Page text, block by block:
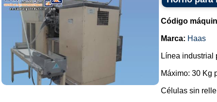
Código
Marca: Haas
Línea industrial
Máximo: 30 Kg
Células sin